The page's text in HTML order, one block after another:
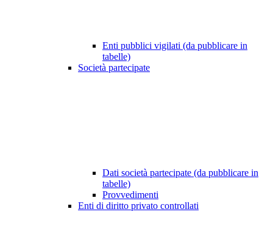
Enti pubblici vigilati (da pubblicare in
tabelle)
Società partecipate
Dati società partecipate (da pubblicare in
tabelle)
Provvedimenti
Enti di diritto privato controllati